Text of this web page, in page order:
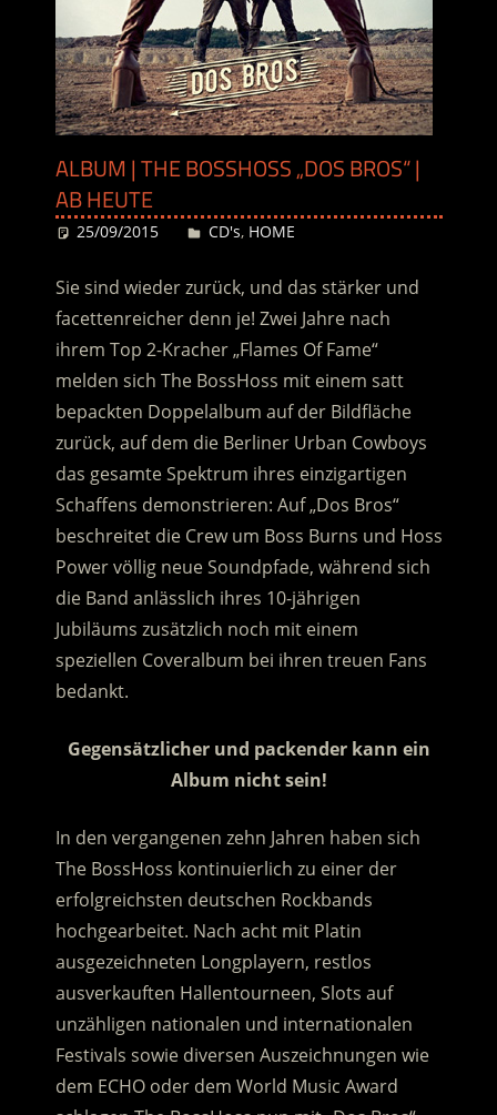
ALBUM | THE BOSSHOSS „DOS BROS“ |
AB HEUTE
25/09/2015 Desiree
CD's, HOME
Sie sind wieder zurück, und das stärker und
facettenreicher denn je! Zwei Jahre nach
ihrem Top 2-Kracher „Flames Of Fame“
melden sich The BossHoss mit einem satt
bepackten Doppelalbum auf der Bildfläche
zurück, auf dem die Berliner Urban Cowboys
das gesamte Spektrum ihres einzigartigen
Schaffens demonstrieren: Auf „Dos Bros“
beschreitet die Crew um Boss Burns und Hoss
Power völlig neue Soundpfade, während sich
die Band anlässlich ihres 10-jährigen
Jubiläums zusätzlich noch mit einem
speziellen Coveralbum bei ihren treuen Fans
bedankt.
Gegensätzlicher und packender kann ein
Album nicht sein!
In den vergangenen zehn Jahren haben sich
The BossHoss kontinuierlich zu einer der
erfolgreichsten deutschen Rockbands
hochgearbeitet. Nach acht mit Platin
ausgezeichneten Longplayern, restlos
ausverkauften Hallentourneen, Slots auf
unzähligen nationalen und internationalen
Festivals sowie diversen Auszeichnungen wie
dem ECHO oder dem World Music Award